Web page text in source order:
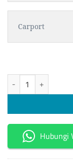
Carport
[S338] Jarang Ada!
Hubungi